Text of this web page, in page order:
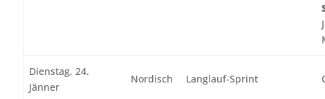
Dienstag, 24.
Jänner
Nordisch Langlauf-Sprint